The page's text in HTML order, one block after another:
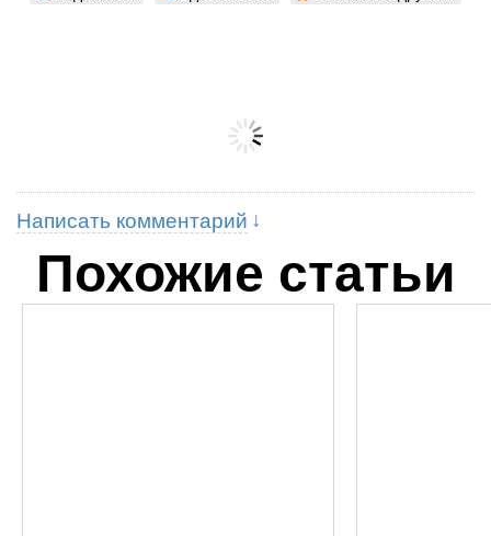
Написать комментарий
Похожие статьи